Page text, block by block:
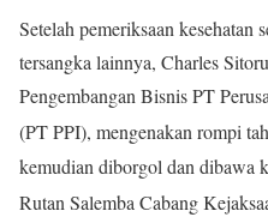
Setelah pemeriksaan kesehatan
tersangka lainnya, Charles
Pengembangan Bisnis PT
(PT PPI), mengenakan rompi
kemudian diborgol dan dibawa
Rutan Salemba Cabang